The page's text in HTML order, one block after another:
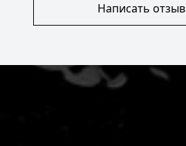
Написать отзыв